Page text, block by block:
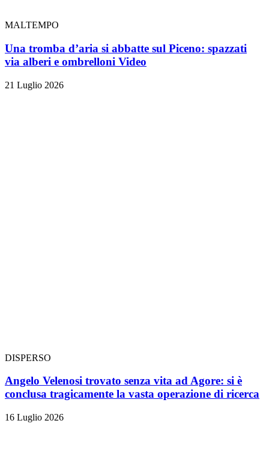
MALTEMPO
Una tromba d’aria si abbatte sul Piceno: spazzati
via alberi e ombrelloni Video
21 Luglio 2026
DISPERSO
Angelo Velenosi trovato senza vita ad Agore: si è
conclusa tragicamente la vasta operazione di ricerca
16 Luglio 2026